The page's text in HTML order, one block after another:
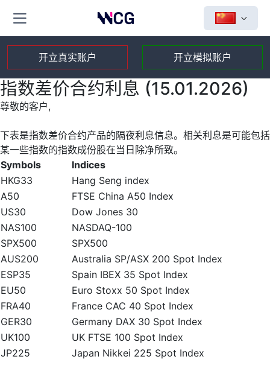
开立真实账户 开立模拟账户
指数差价合约利息 (15.01.2026)
尊敬的客户,
下表是指数差价合约产品的隔夜利息信息。相关利息是可能包括
某一些指数的指数成份股在当日除净所致。
Symbols
Indices
HKG33
Hang Seng index
A50
FTSE China A50 Index
US30
Dow Jones 30
NAS100
NASDAQ-100
SPX500
SPX500
AUS200
Australia SP/ASX 200 Spot Index
ESP35
Spain IBEX 35 Spot Index
EU50
Euro Stoxx 50 Spot Index
FRA40
France CAC 40 Spot Index
GER30
Germany DAX 30 Spot Index
UK100
UK FTSE 100 Spot Index
JP225
Japan Nikkei 225 Spot Index